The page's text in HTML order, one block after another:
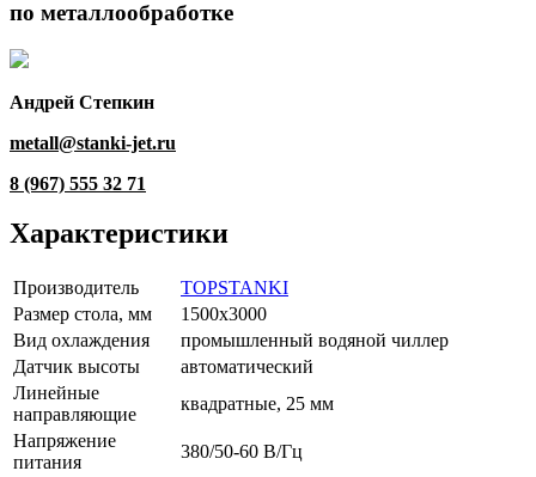
по металлообработке
Андрей Степкин
metall@stanki-jet.ru
8 (967) 555 32 71
Характеристики
Производитель
TOPSTANKI
Размер стола, мм
1500x3000
Вид охлаждения
промышленный водяной чиллер
Датчик высоты
автоматический
Линейные
направляющие
квадратные, 25 мм
Напряжение
питания
380/50-60 В/Гц